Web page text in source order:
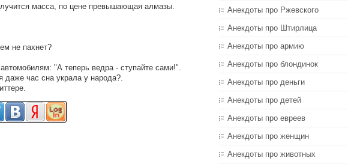
масса, по цене превышающая алмазы.
не пахнет?
"А теперь ведра - ступайте сами!".
даже час сна украла у народа?.
Анекдоты про Ржевского
Анекдоты про Штирлица
Анекдоты про армию
Анекдоты про блондинок
Анекдоты про деньги
Анекдоты про детей
Анекдоты про евреев
Анекдоты про женщин
Анекдоты про животных